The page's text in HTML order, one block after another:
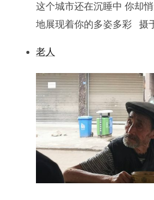
这个城市还在沉睡中 你却
地展现着你的多姿多彩 摄
老人